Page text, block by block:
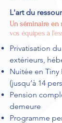
L'art du
Un séminaire en
vos équipes à
Privatisation
extérieurs,
Nuitée en
(jusqu’à 14
Pension
demeure
Programme